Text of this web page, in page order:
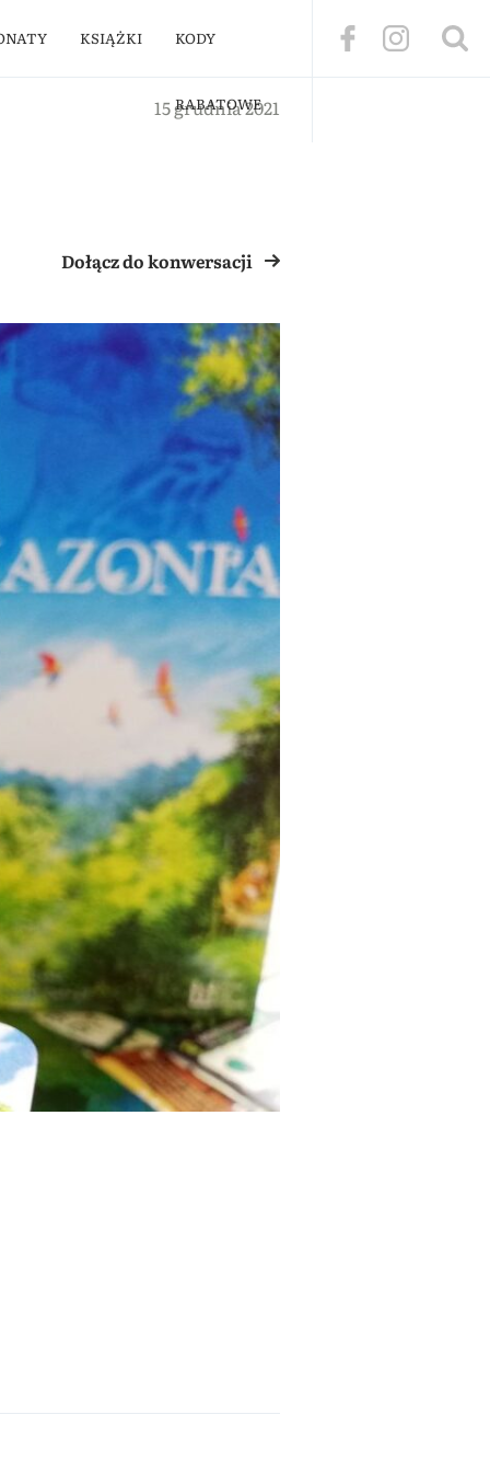
KSIĄŻKI KODY
RABATOWE
15 grudnia 2021
Dołącz do konwersacji